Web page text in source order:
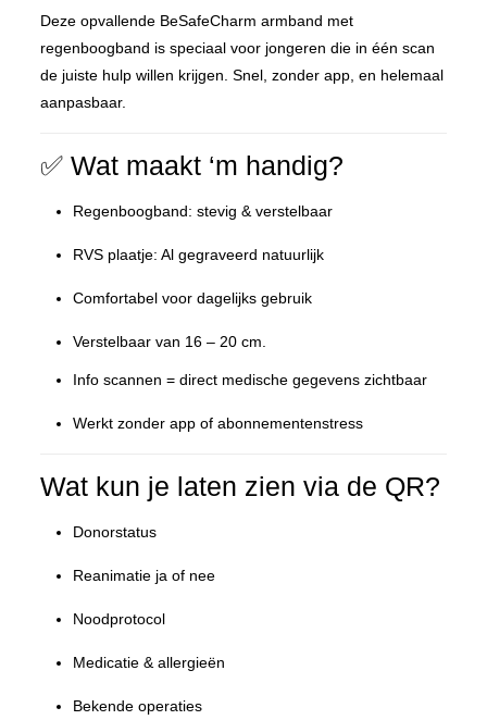
Deze opvallende BeSafeCharm armband met
regenboogband is speciaal voor jongeren die in één scan
de juiste hulp willen krijgen. Snel, zonder app, en helemaal
aanpasbaar.
✅ Wat maakt ‘m handig?
Regenboogband: stevig & verstelbaar
RVS plaatje: Al gegraveerd natuurlijk
Comfortabel voor dagelijks gebruik
Verstelbaar van 16 – 20 cm.
Info scannen = direct medische gegevens zichtbaar
Werkt zonder app of abonnementenstress
Wat kun je laten zien via de QR?
Donorstatus
Reanimatie ja of nee
Noodprotocol
Medicatie & allergieën
Bekende operaties